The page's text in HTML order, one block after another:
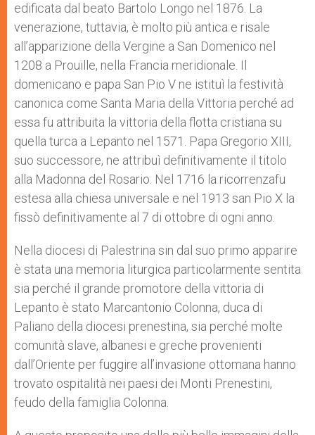
edificata dal beato Bartolo Longo nel 1876. La
venerazione, tuttavia, è molto più antica e risale
all’apparizione della Vergine a San Domenico nel
1208 a Prouille, nella Francia meridionale. Il
domenicano e papa San Pio V ne istituì la festività
canonica come Santa Maria della Vittoria perché ad
essa fu attribuita la vittoria della flotta cristiana su
quella turca a Lepanto nel 1571. Papa Gregorio XIII,
suo successore, ne attribuì definitivamente il titolo
alla Madonna del Rosario. Nel 1716 la ricorrenzafu
estesa alla chiesa universale e nel 1913 san Pio X la
fissò definitivamente al 7 di ottobre di ogni anno.
Nella diocesi di Palestrina sin dal suo primo apparire
è stata una memoria liturgica particolarmente sentita
sia perché il grande promotore della vittoria di
Lepanto è stato Marcantonio Colonna, duca di
Paliano della diocesi prenestina, sia perché molte
comunità slave, albanesi e greche provenienti
dall’Oriente per fuggire all’invasione ottomana hanno
trovato ospitalità nei paesi dei Monti Prenestini,
feudo della famiglia Colonna.